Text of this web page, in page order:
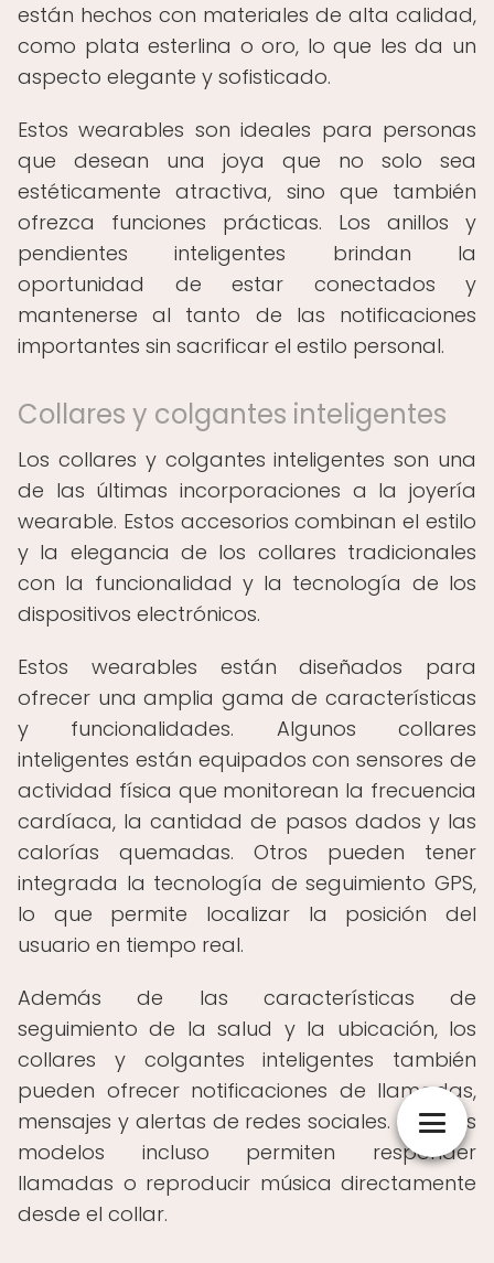
están hechos con materiales de alta calidad,
como plata esterlina o oro, lo que les da un
aspecto elegante y sofisticado.
Estos wearables son ideales para personas
que desean una joya que no solo sea
estéticamente atractiva, sino que también
ofrezca funciones prácticas. Los anillos y
pendientes inteligentes brindan la
oportunidad de estar conectados y
mantenerse al tanto de las notificaciones
importantes sin sacrificar el estilo personal.
Collares y colgantes inteligentes
Los collares y colgantes inteligentes son una
de las últimas incorporaciones a la joyería
wearable. Estos accesorios combinan el estilo
y la elegancia de los collares tradicionales
con la funcionalidad y la tecnología de los
dispositivos electrónicos.
Estos wearables están diseñados para
ofrecer una amplia gama de características
y funcionalidades. Algunos collares
inteligentes están equipados con sensores de
actividad física que monitorean la frecuencia
cardíaca, la cantidad de pasos dados y las
calorías quemadas. Otros pueden tener
integrada la tecnología de seguimiento GPS,
lo que permite localizar la posición del
usuario en tiempo real.
Además de las características de
seguimiento de la salud y la ubicación, los
collares y colgantes inteligentes también
pueden ofrecer notificaciones de llamadas,
mensajes y alertas de redes sociales. Algunos
modelos incluso permiten responder
llamadas o reproducir música directamente
desde el collar.